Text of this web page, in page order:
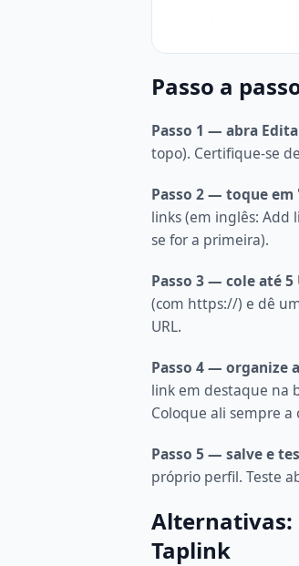
Passo a
Passo 1 — abra
topo). Certifique-se
Passo 2 — toque
links (em inglês: Add
se for a primeira).
Passo 3 — cole até 5
(com https://) e dê
URL.
Passo 4 — organize
link em destaque na
Coloque ali sempre
Passo 5 — salve e
próprio perfil. Teste
Alternativas:
Taplink